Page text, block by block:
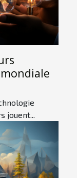
jouent...